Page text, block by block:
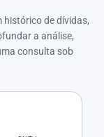
histórico de dívidas,
a análise,
consulta sob